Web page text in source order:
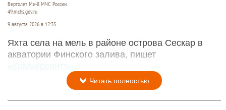
Вертолет Ми-8 МЧС России.
49.mchs.gov.ru
9 августа 2026 в 12:35
Яхта села на мель в районе острова Сескар в
акватории Финского залива, пишет
«Коммерсантъ»
Читать полностью